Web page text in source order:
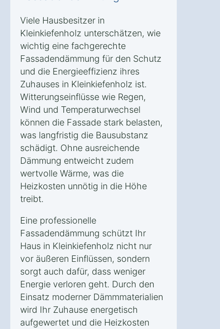
Viele Hausbesitzer in
Kleinkiefenholz unterschätzen, wie
wichtig eine fachgerechte
Fassadendämmung für den Schutz
und die Energieeffizienz ihres
Zuhauses in Kleinkiefenholz ist.
Witterungseinflüsse wie Regen,
Wind und Temperaturwechsel
können die Fassade stark belasten,
was langfristig die Bausubstanz
schädigt. Ohne ausreichende
Dämmung entweicht zudem
wertvolle Wärme, was die
Heizkosten unnötig in die Höhe
treibt.
Eine professionelle
Fassadendämmung schützt Ihr
Haus in Kleinkiefenholz nicht nur
vor äußeren Einflüssen, sondern
sorgt auch dafür, dass weniger
Energie verloren geht. Durch den
Einsatz moderner Dämmmaterialien
wird Ihr Zuhause energetisch
aufgewertet und die Heizkosten